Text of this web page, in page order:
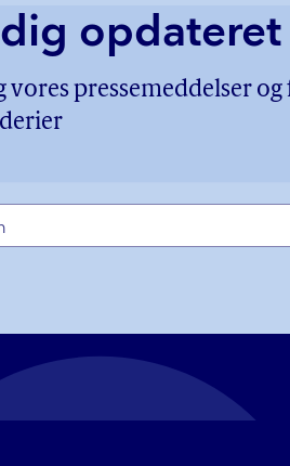
opdateret
vores pressemeddelser